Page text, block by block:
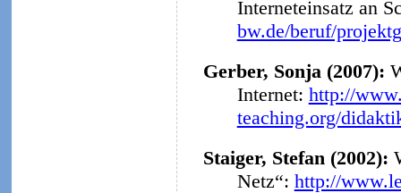
Interneteinsatz an
bw.de/beruf/
Gerber, Sonja (2007):
Internet: http://
teaching.org/
Staiger, Stefan (2002):
Netz“: http://